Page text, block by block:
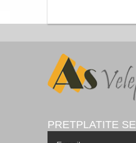
PRETPLATITE SE